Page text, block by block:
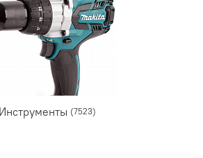
Инструменты (7523)